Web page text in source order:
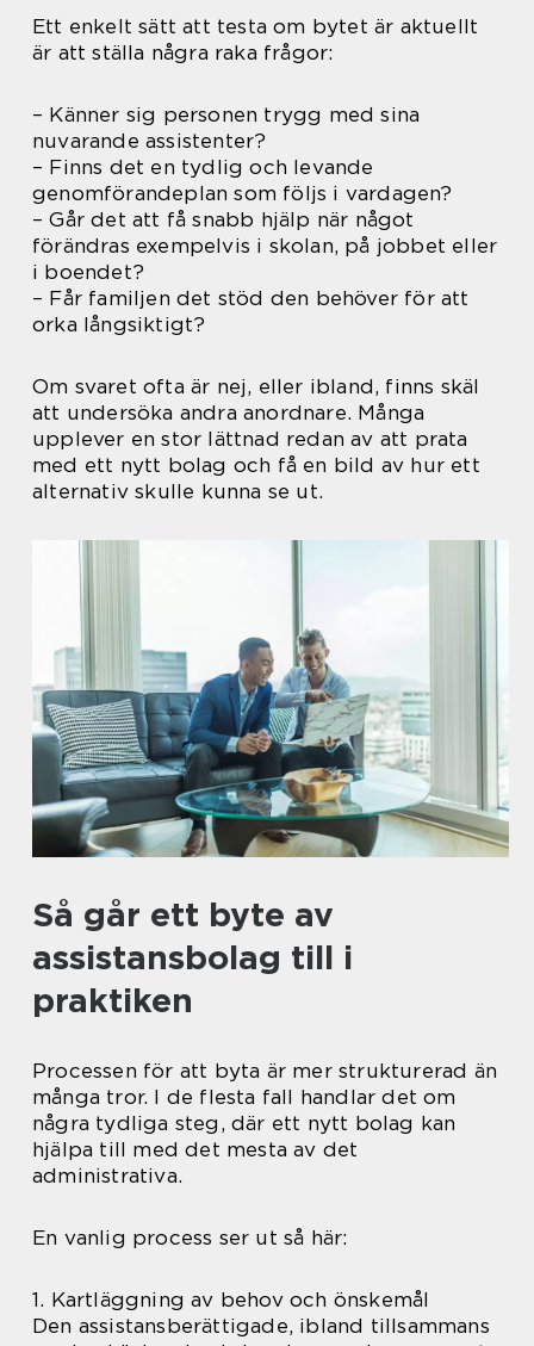
Ett enkelt sätt att testa om bytet är aktuellt
är att ställa några raka frågor:
– Känner sig personen trygg med sina
nuvarande assistenter?
– Finns det en tydlig och levande
genomförandeplan som följs i vardagen?
– Går det att få snabb hjälp när något
förändras exempelvis i skolan, på jobbet eller
i boendet?
– Får familjen det stöd den behöver för att
orka långsiktigt?
Om svaret ofta är nej, eller ibland, finns skäl
att undersöka andra anordnare. Många
upplever en stor lättnad redan av att prata
med ett nytt bolag och få en bild av hur ett
alternativ skulle kunna se ut.
Så går ett byte av
assistansbolag till i
praktiken
Processen för att byta är mer strukturerad än
många tror. I de flesta fall handlar det om
några tydliga steg, där ett nytt bolag kan
hjälpa till med det mesta av det
administrativa.
En vanlig process ser ut så här:
1. Kartläggning av behov och önskemål
Den assistansberättigade, ibland tillsammans